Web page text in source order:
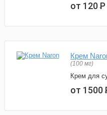
от 120Р
Крем
(100 мг)
Крем для
от 1500